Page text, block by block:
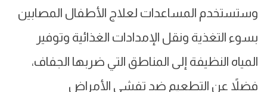
وستستخدم المساعدات لعلاج الأطفال المصابين
بسوء التغذية ونقل الإمدادات الغذائية وتوفير
المياه النظيفة إلى المناطق التي ضربها الجفاف،
فضلاً عن التطعيم ضد تفشي الأمراض